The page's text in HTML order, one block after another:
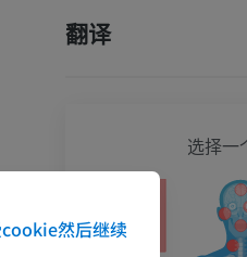
翻译
选择一
然后继续